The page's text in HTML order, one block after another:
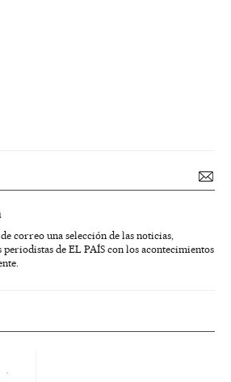
correo una selección de las noticias,
de EL PAÍS con los acontecimientos